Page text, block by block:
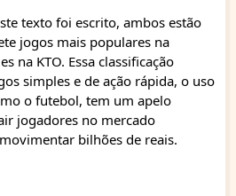
texto foi escrito, ambos estão
jogos mais populares na
na KTO. Essa classificação
simples e de ação rápida, o uso
o futebol, tem um apelo
jogadores no mercado
bilhões de reais.